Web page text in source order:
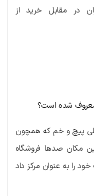
در مقابل خرید از
معروف شده است؟
پیچ و خم که همچون
مکان صدها فروشگاه
را به عنوان مرکز داد